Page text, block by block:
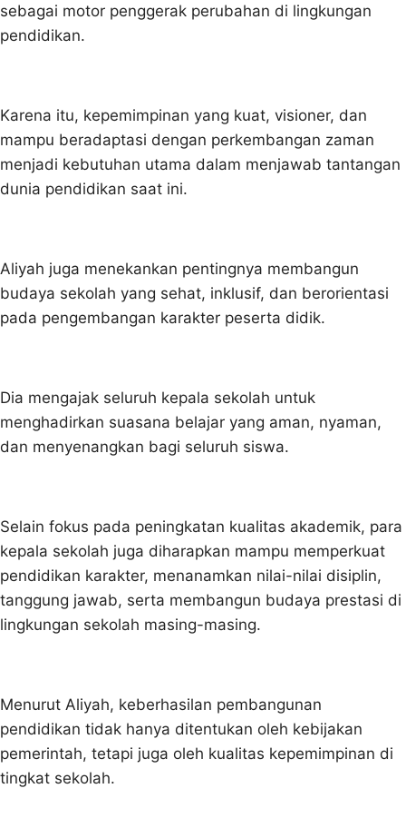
sebagai motor penggerak perubahan di lingkungan
pendidikan.
Karena itu, kepemimpinan yang kuat, visioner, dan
mampu beradaptasi dengan perkembangan zaman
menjadi kebutuhan utama dalam menjawab tantangan
dunia pendidikan saat ini.
Aliyah juga menekankan pentingnya membangun
budaya sekolah yang sehat, inklusif, dan berorientasi
pada pengembangan karakter peserta didik.
Dia mengajak seluruh kepala sekolah untuk
menghadirkan suasana belajar yang aman, nyaman,
dan menyenangkan bagi seluruh siswa.
Selain fokus pada peningkatan kualitas akademik, para
kepala sekolah juga diharapkan mampu memperkuat
pendidikan karakter, menanamkan nilai-nilai disiplin,
tanggung jawab, serta membangun budaya prestasi di
lingkungan sekolah masing-masing.
Menurut Aliyah, keberhasilan pembangunan
pendidikan tidak hanya ditentukan oleh kebijakan
pemerintah, tetapi juga oleh kualitas kepemimpinan di
tingkat sekolah.